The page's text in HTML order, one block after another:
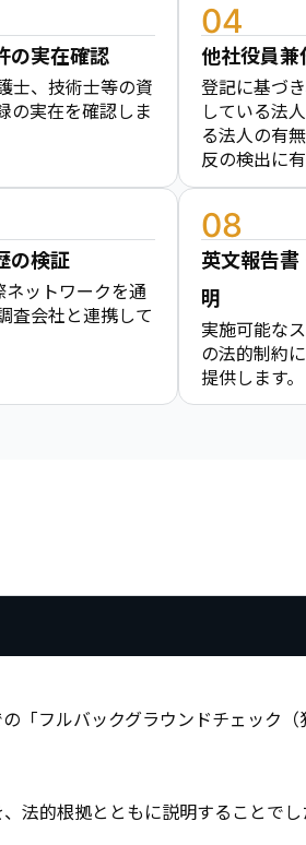
の実在確認
士、技術士等の資
の実在を確認しま
04
他社役員
登記に基づ
している法
る法人の有
反の検出に有
の検証
ネットワークを通
査会社と連携して
08
英文報告
明
実施可能な
の法的制約
提供します。
「フルバックグラウンドチェック
法的根拠とともに説明することで